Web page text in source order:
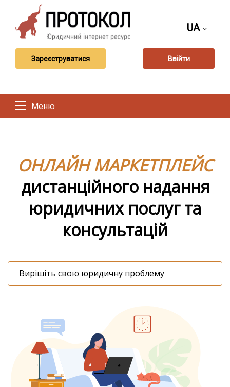
UA
Зареєструватися Ввійти
Меню
ОНЛАЙН МАРКЕТПЛЕЙС
дистанційного надання
юридичних послуг та
консультацій
Вирішіть свою юридичну проблему